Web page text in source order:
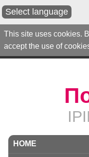
This site uses cookies.
accept the use of
Select language
HOME